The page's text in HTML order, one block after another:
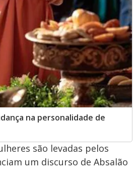
na personalidade de
são levadas pelos
um discurso de Absalão